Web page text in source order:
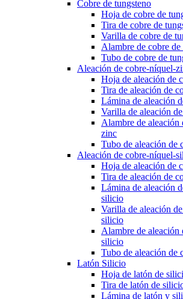
Cobre de tungsteno
Hoja de cobre de
Tira de cobre de
Varilla de cobre de
Alambre de cobre de
Tubo de cobre de
Aleación de cobre-níquel-
Hoja de aleación de
Tira de aleación de
Lámina de aleación
Varilla de aleación
Alambre de
zinc
Tubo de aleación de
Aleación de cobre-níquel-
Hoja de aleación de
Tira de aleación de
Lámina de aleación
silicio
Varilla de aleación
silicio
Alambre de
silicio
Tubo de aleación de
Latón Silicio
Hoja de latón de
Tira de latón de
Lámina de latón y